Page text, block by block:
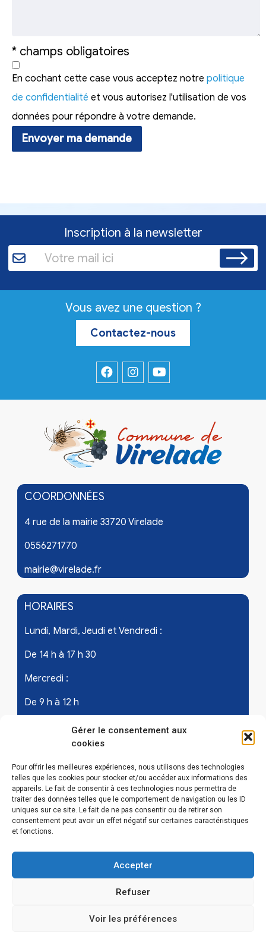
Gérer le consentement aux
cookies
Pour offrir les meilleures expériences, nous utilisons des technologies
telles que les cookies pour stocker et/ou accéder aux informations des
appareils. Le fait de consentir à ces technologies nous permettra de
traiter des données telles que le comportement de navigation ou les ID
uniques sur ce site. Le fait de ne pas consentir ou de retirer son
consentement peut avoir un effet négatif sur certaines caractéristiques
et fonctions.
Accepter
Refuser
Voir les préférences
* champs obligatoires
En cochant cette case vous acceptez notre politique
de confidentialité et vous autorisez l'utilisation de vos
données pour répondre à votre demande.
Envoyer ma demande
Inscription à la newsletter
Vous avez une question ?
Contactez-nous
COORDONNÉES
4 rue de la mairie 33720 Virelade
0556271770
mairie@virelade.fr
HORAIRES
Lundi, Mardi, Jeudi et Vendredi :
De 14 h à 17 h 30
Mercredi :
De 9 h à 12 h
Samedi - les 1er et 3ème de chaque mois :
De 9 h à 12 h
LIENS UTILES
Mentions légales
Politique de confidentialité
Politique de cookies (EU)